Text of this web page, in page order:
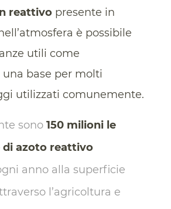
reattivopresente in
è possibile
utili come
una base per molti
utilizzati comunemente.
sono 150 milioni le
azoto reattivo
anno alla superficie
l’agricoltura e